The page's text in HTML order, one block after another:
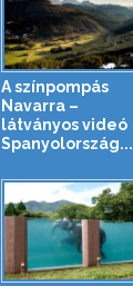
A színpompás
Navarra –
látványos videó
Spanyolország...